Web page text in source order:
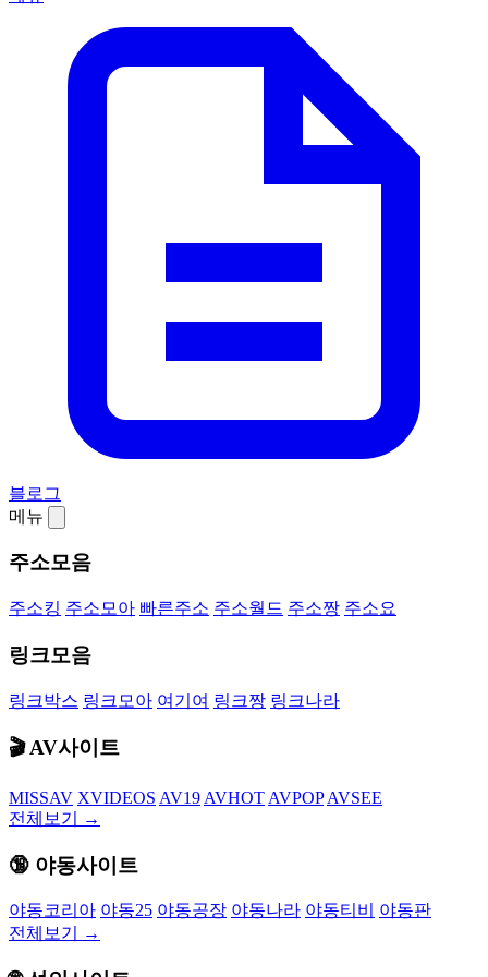
블로그
메뉴
주소모음
주소킹 주소모아 빠른주소 주소월드 주소짱 주소요
링크모음
링크박스 링크모아 여기여 링크짱 링크나라
🎬 AV사이트
MISSAV XVIDEOS AV19 AVHOT AVPOP AVSEE
전체보기 →
🔞 야동사이트
야동코리아 야동25 야동공장 야동나라 야동티비
야동판
전체보기 →